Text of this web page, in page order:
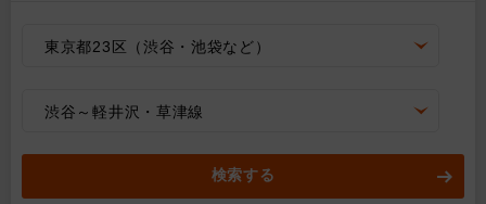
東京都23区（渋谷・池袋など）
渋谷～軽井沢・草津線
検索する